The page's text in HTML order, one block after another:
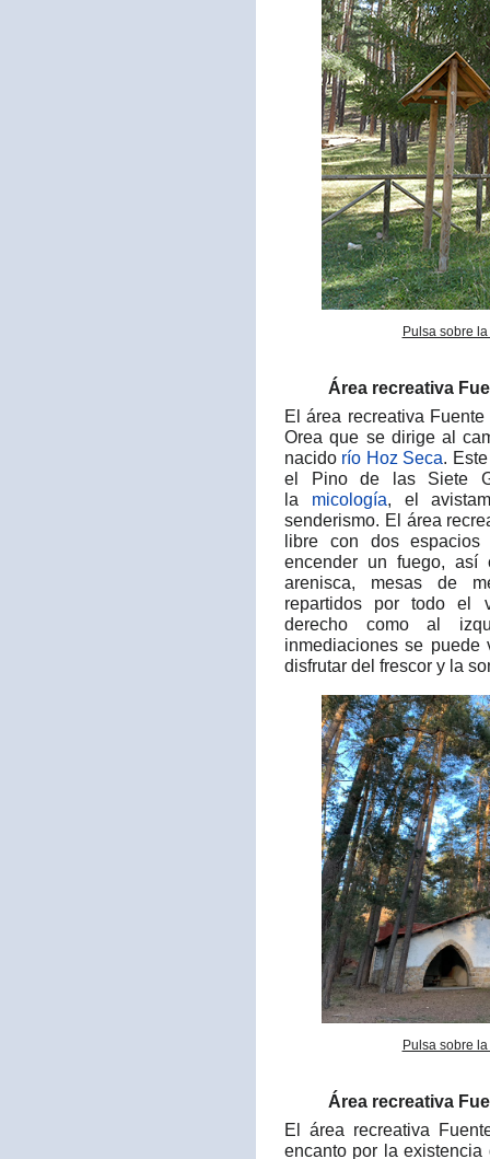
Pulsa sobre
Área recreativa
El área recreativa
Orea que se dirige al
nacido río Hoz Seca.
el Pino de las Siete
la micología, el
senderismo. El área
libre con dos espacios
encender un fuego, así
arenisca, mesas de
repartidos por todo el
derecho como al
inmediaciones se puede
disfrutar del frescor y la
Pulsa sobre
Área recreativa
El área recreativa
encanto por la